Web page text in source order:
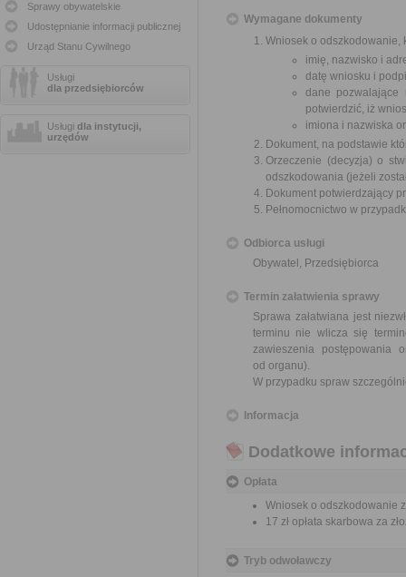
Sprawy obywatelskie
Udostępnianie informacji publicznej
Urząd Stanu Cywilnego
Usługi
dla przedsiębiorców
Usługi dla instytucji,
urzędów
Wymagane dokumenty
Wniosek o odszkodowanie,
imię, nazwisko i
datę wniosku i
dane pozwalające
potwierdzić, iż
imiona i nazwiska
Dokument, na podstawie
Orzeczenie (decyzja) o
odszkodowania (jeżeli
Dokument potwierdzający
Pełnomocnictwo w
Odbiorca usługi
Obywatel, Przedsiębiorca
Termin załatwienia sprawy
Sprawa załatwiana jest
terminu nie wlicza się
zawieszenia postępowania
od organu).
W przypadku spraw
Informacja
Dodatkowe
Opłata
Wniosek o odszkodowanie
17 zł opłata skarbowa za
Tryb odwoławczy